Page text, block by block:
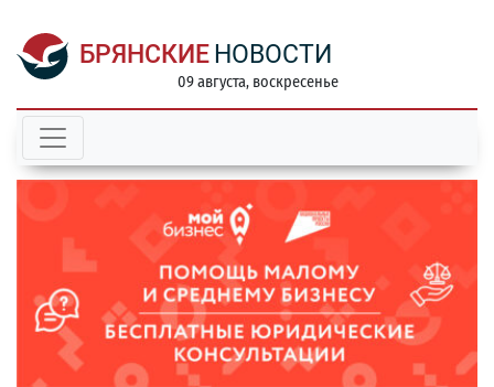
БРЯНСКИЕ НОВОСТИ
09 августа, воскресенье